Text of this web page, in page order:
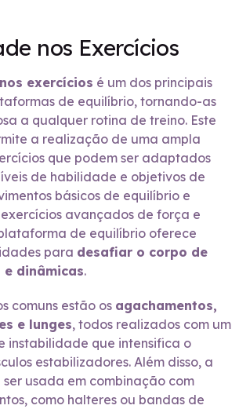
nos Exercícios
exercícios é um dos principais
de equilíbrio, tornando-as
a qualquer rotina de treino. Este
a realização de uma ampla
que podem ser adaptados
de habilidade e objetivos de
básicos de equilíbrio e
avançados de força e
de equilíbrio oferece
para desafiar o corpo de
e dinâmicas.
comuns estão os agachamentos,
e lunges, todos realizados com um
instabilidade que intensifica o
estabilizadores. Além disso, a
usada em combinação com
como halteres ou bandas de